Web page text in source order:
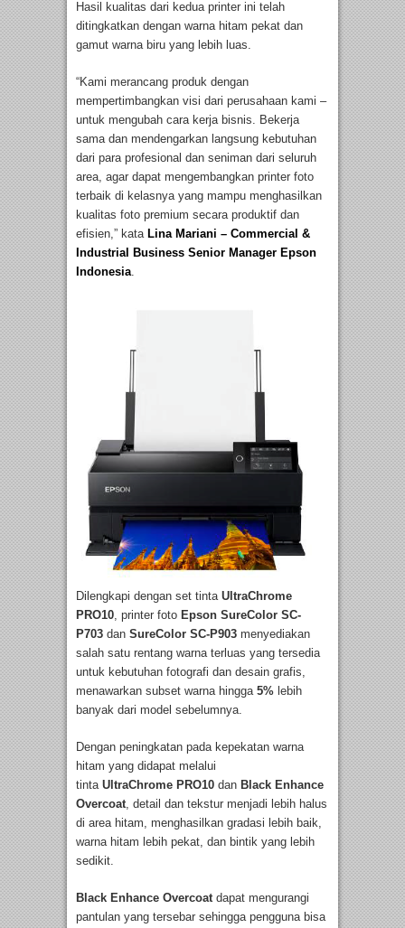
Hasil kualitas dari kedua printer ini telah
ditingkatkan dengan warna hitam pekat dan
gamut warna biru yang lebih luas.
“Kami merancang produk dengan
mempertimbangkan visi dari perusahaan kami –
untuk mengubah cara kerja bisnis. Bekerja
sama dan mendengarkan langsung kebutuhan
dari para profesional dan seniman dari seluruh
area, agar dapat mengembangkan printer foto
terbaik di kelasnya yang mampu menghasilkan
kualitas foto premium secara produktif dan
efisien,” kataLina Mariani – Commercial &
Industrial Business Senior Manager Epson
Indonesia.
Dilengkapi dengan set tinta UltraChrome
PRO10, printer foto Epson SureColor SC-
P703 dan SureColor SC-P903 menyediakan
salah satu rentang warna terluas yang tersedia
untuk kebutuhan fotografi dan desain grafis,
menawarkan subset warna hingga 5% lebih
banyak dari model sebelumnya.
Dengan peningkatan pada kepekatan warna
hitam yang didapat melalui
tinta UltraChrome PRO10 dan Black Enhance
Overcoat, detail dan tekstur menjadi lebih halus
di area hitam, menghasilkan gradasi lebih baik,
warna hitam lebih pekat, dan bintik yang lebih
sedikit.
Black Enhance Overcoatdapat mengurangi
pantulan yang tersebar sehingga pengguna bisa